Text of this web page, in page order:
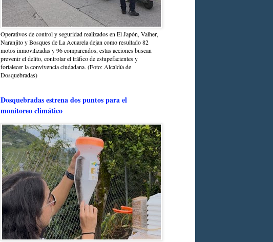
Operativos de control y seguridad realizados en El Japón, Valher,
Naranjito y Bosques de La Acuarela dejan como resultado 82
motos inmovilizadas y 96 comparendos, estas acciones buscan
prevenir el delito, controlar el tráfico de estupefacientes y
fortalecer la convivencia ciudadana. (Foto: Alcaldía de
Dosquebradas)
Dosquebradas estrena dos puntos para el
monitoreo climático